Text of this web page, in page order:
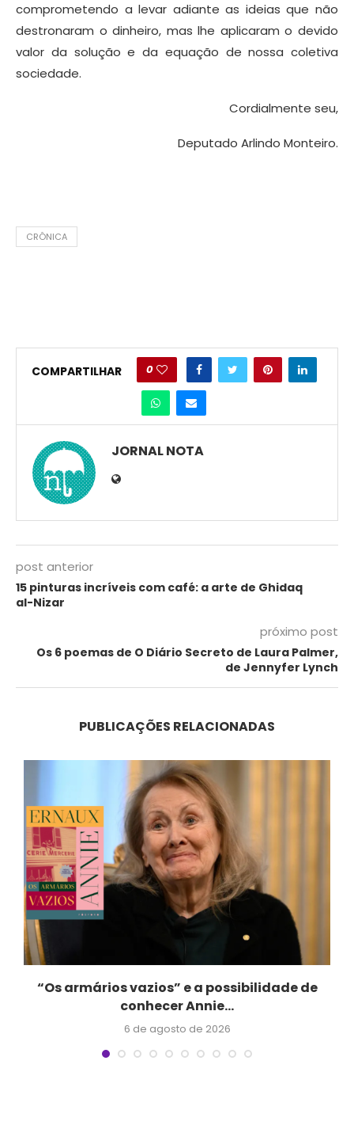
comprometendo a levar adiante as ideias que não
destronaram o dinheiro, mas lhe aplicaram o devido
valor da solução e da equação de nossa coletiva
sociedade.
Cordialmente seu,
Deputado Arlindo Monteiro.
CRÔNICA
COMPARTILHAR 0
JORNAL NOTA
post anterior
15 pinturas incríveis com café: a arte de Ghidaq
al-Nizar
próximo post
Os 6 poemas de O Diário Secreto de Laura Palmer,
de Jennyfer Lynch
PUBLICAÇÕES RELACIONADAS
“Os armários vazios” e a possibilidade de
conhecer Annie...
6 de agosto de 2026